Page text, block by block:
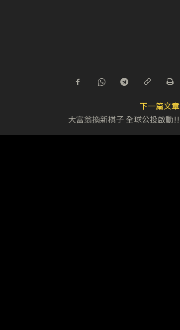
下一篇文章
大富翁換新棋子 全球公投啟動!!